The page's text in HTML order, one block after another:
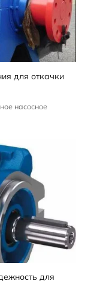
для откачки
насосное
для